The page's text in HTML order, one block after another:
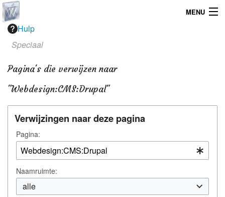
MENU
Home
Operating System
Hulp
Speciaal
Pagina's die verwijzen naar
"Webdesign:CMS:Drupal"
Verwijzingen naar deze pagina
Pagina:
Naamruimte:
alle